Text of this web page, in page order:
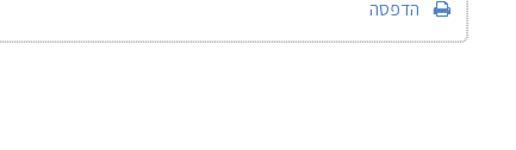
הדפסה